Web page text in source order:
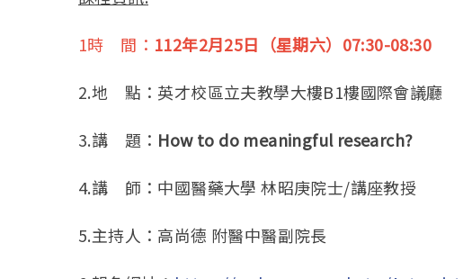
1時 間： 112年2月25日（星期六）07:30-08:30
2.地 點：英才校區立夫教學大樓B1樓國際會議廳
3.講 題： How to do meaningful research?
4.講 師：中國醫藥大學 林昭庚院士/講座教授
5.主持人：高尚德 附醫中醫副院長